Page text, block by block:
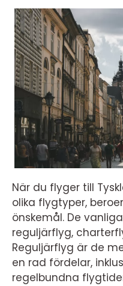
När du flyger till
olika flygtyper,
önskemål. De
reguljärflyg,
Reguljärflyg är de
en rad fördelar,
regelbundna